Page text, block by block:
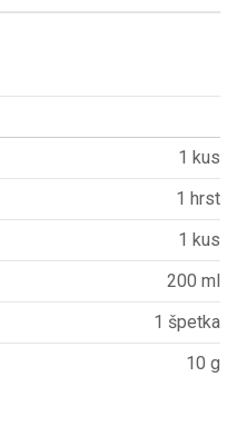
1 kus
1 hrst
1 kus
200 ml
1 špetka
10 g